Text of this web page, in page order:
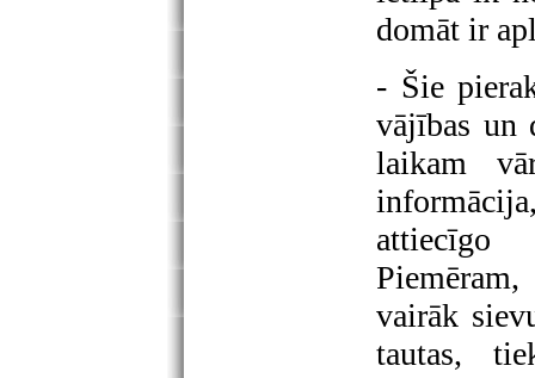
domāt ir
- Šie
vājības un
laikam
vairāk
tautas,